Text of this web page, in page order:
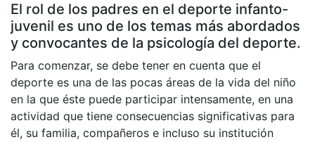
El rol de los padres en el deporte infanto-
juvenil es uno de los temas más abordados
y convocantes de la psicología del deporte.
Para comenzar, se debe tener en cuenta que el
deporte es una de las pocas áreas de la vida del niño
en la que éste puede participar intensamente, en una
actividad que tiene consecuencias significativas para
él, su familia, compañeros e incluso su institución